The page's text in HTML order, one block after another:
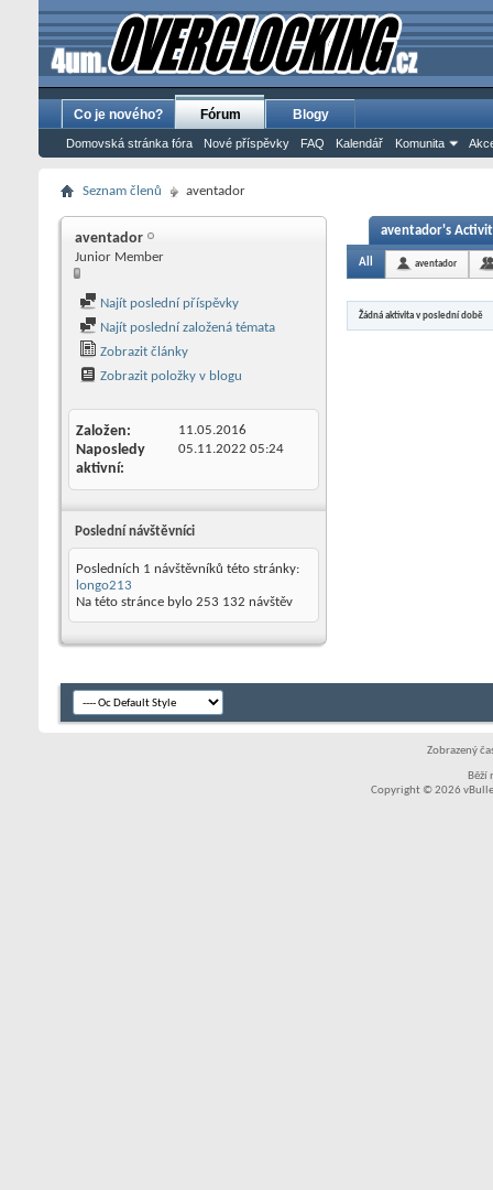
Co je nového? Fórum
Domovská stránka fóra Nové příspěvky FAQ Kalendář Komunita
Blogy
Seznam členů aventador
aventador
Junior Member
Najít poslední příspěvky
Najít poslední založená témata
Zobrazit články
Zobrazit položky v blogu
Založen 11.05.2016
Naposledy
aktivní
05.11.2022 05:24
Poslední návštěvníci
Posledních 1 návštěvníků této stránky:
longo213
Na této stránce bylo 253 132 návštěv
aventador's
All aventador
Žádná aktivita v poslední době
Zobrazený
Běží
Copyright © 2026